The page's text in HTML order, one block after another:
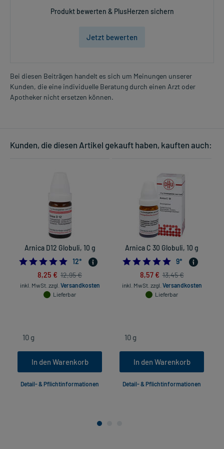
Produkt bewerten & PlusHerzen sichern
Jetzt bewerten
Bei diesen Beiträgen handelt es sich um Meinungen unserer
Kunden, die eine individuelle Beratung durch einen Arzt oder
Apotheker nicht ersetzen können.
Kunden, die diesen Artikel gekauft haben, kauften auch:
Arnica D12 Globuli, 10 g
5.0
12*
8,25 € 12,95 €
inkl. MwSt. zzgl. Versandkosten
Lieferbar
In den Warenkorb
Detail- & Pflichtinformationen
Arnica C 30 Globuli, 10 g
9*
8,57 € 13,45 €
inkl. MwSt. zzgl. Versandkosten
Lieferbar
In den Warenkorb
Detail- & Pflichtinformationen